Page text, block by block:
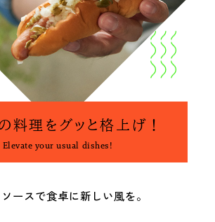
料理をグッと格上げ！
Elevate your usual dishes!
ースで食卓に新しい風を。